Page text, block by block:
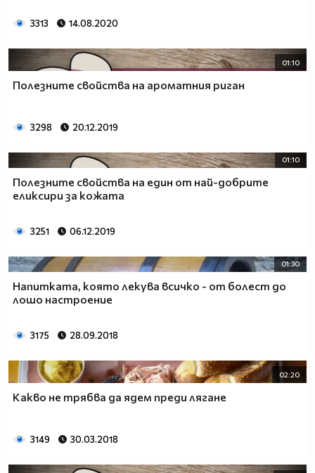
3313 14.08.2020
01:10
Полезните свойства на ароматния риган
3298 20.12.2019
01:10
Полезните свойства на един от най-добрите
еликсири за кожата
3251 06.12.2019
01:30
Напитката, която лекува всичко - от болест до
лошо настроение
3175 28.09.2018
02:20
Какво не трябва да ядем преди лягане
3149 30.03.2018